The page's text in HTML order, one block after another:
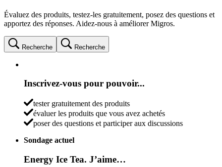
Évaluez des produits, testez-les gratuitement, posez des questions et
apportez des réponses. Aidez-nous à améliorer Migros.
Recherche Recherche
Inscrivez-vous pour pouvoir...
tester gratuitement des produits
évaluer les produits que vous avez achetés
poser des questions et participer aux discussions
Sondage actuel
Energy Ice Tea. J’aime…